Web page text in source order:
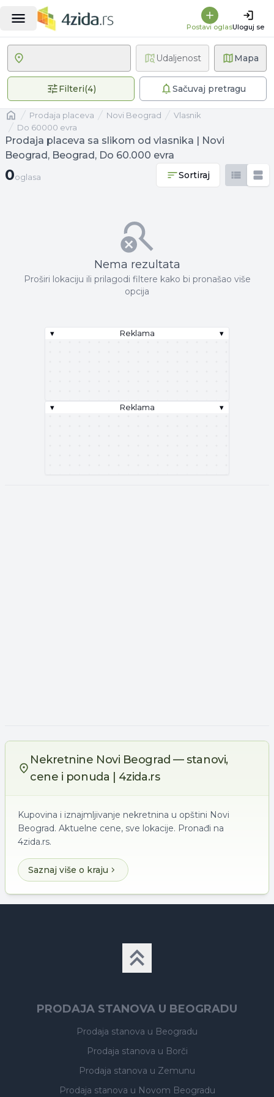
Postavi oglasUloguj se
Mapa
Filteri(4)4 primenjena filteraSačuvaj pretragu
Udaljenost
Naslovnaprodaja placeva Novi Beograd
vlasnik
Do 60000 evra
Prodaja placeva sa slikom od vlasnika | Novi
Beograd, Beograd, Do 60.000 evra
0 oglasa
0oglasa Sortiraj
Nema rezultata
Proširi lokaciju ili prilagodi filtere kako bi pronašao više
opcija
▾ Reklama ▾
▾ Reklama ▾
Nekretnine Novi Beograd — stanovi,
cene i ponuda | 4zida.rs
Kupovina i iznajmljivanje nekretnina u opštini Novi
Beograd. Aktuelne cene, sve lokacije. Pronađi na
4zida.rs.
Saznaj više o kraju
PRODAJA STANOVA U BEOGRADU
Prodaja stanova u Beogradu
Prodaja stanova u Borči
Prodaja stanova u Zemunu
Prodaja stanova u Novom Beogradu